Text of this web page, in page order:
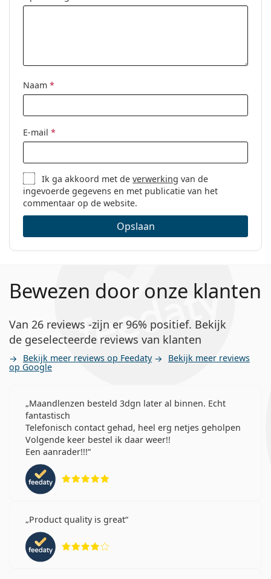
Naam *
E-mail *
Ik ga akkoord met deverwerking van de
ingevoerde gegevens en met publicatie van het
commentaar op de website.
Opslaan
Bewezen door onze klanten
Van 26 reviews -zijn er 96% positief. Bekijk
de geselecteerde reviews van klanten
Bekijk meer reviews op Feedaty Bekijk meer reviews
op Google
Maandlenzen besteld 3dgn later al binnen. Echt
fantastisch
Telefonisch contact gehad, heel erg netjes geholpen
Volgende keer bestel ik daar weer!!
Een aanrader!!!
Product quality is great